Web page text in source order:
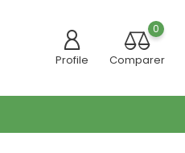
Profile
0
Comparer